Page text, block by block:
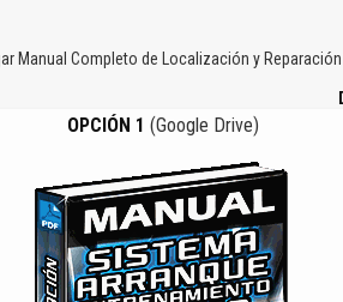
Manual Completo de Localización y
OPCIÓN 1 (Google Drive)